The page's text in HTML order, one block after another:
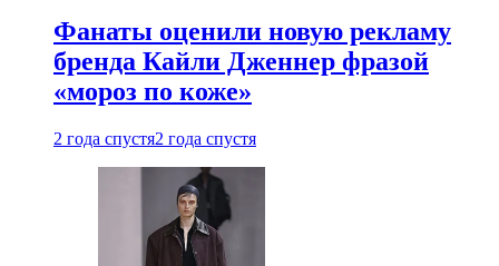
Фанаты оценили новую рекламу
бренда Кайли Дженнер фразой
«мороз по коже»
2 года спустя2 года спустя